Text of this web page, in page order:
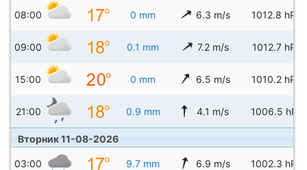
08:00 0 mm 6.3 m/s 1012.8 hPa
09:00 0.1 mm 7.2 m/s 1012.7 hPa
15:00 0 mm 6.5 m/s 1010.2 hPa
21:00 0.9 mm 4.1 m/s 1006.5 hPa
Вторник 11-08-2026
03:00 9.7 mm 6.9 m/s 1002.3 hPa